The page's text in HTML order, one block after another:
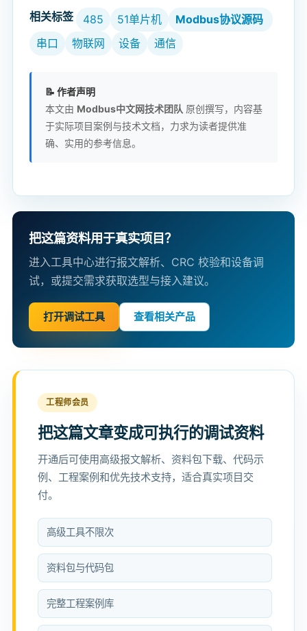
相关标签 485 51单片机
Modbus协议源码
串口
物联网 设备 通信
📝 作者声明
本文由 Modbus中文网技术团队 原创撰写，内容基
于实际项目案例与技术文档，力求为读者提供准
确、实用的参考信息。
把这篇资料用于真实项目？
进入工具中心进行报文解析、CRC 校验和设备调
试，或提交需求获取选型与接入建议。
打开调试工具 查看相关产品
工程师会员
把这篇文章变成可执行的调试资料
开通后可使用高级报文解析、资料包下载、代码示
例、工程案例和优先技术支持，适合真实项目交
付。
高级工具不限次
资料包与代码包
完整工程案例库